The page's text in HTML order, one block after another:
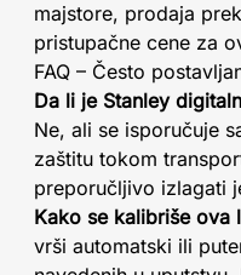
majstore, prodaja
pristupačne cene za
FAQ – Često
Da li je Stanley
Ne, ali se isporučuje
zaštitu tokom
preporučljivo izlagati
Kako se kalibriše ova
vrši automatski ili